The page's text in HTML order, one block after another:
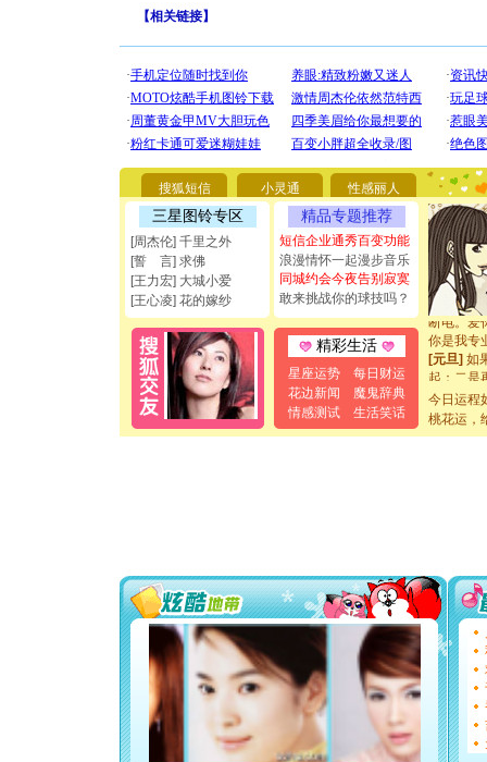
【相关链接】
搜狐短信 小灵通 性感丽人
三星图铃专区
[周杰伦] 千里之外
[誓 言] 求佛
[王力宏] 大城小爱
[王心凌] 花的嫁纱
精品专题推荐
短信企业通秀百变功能
浪漫情怀一起漫步音乐
同城约会今夜告别寂寞
敢来挑战你的球技吗？
精彩生活
星座运势
每日财运
花边新闻
魔鬼辞典
情感测试
生活笑话
[圣诞节]
你太多，
要平安
[圣诞节]
能正大光
都要快乐
[圣诞节]
如意,快
[元旦]看
断电。爱
你是我专
[元旦]如
起；二是
[元旦]当
泣，这痛
[圣诞节]
你太多，
要平安
[圣诞节]
能正大
都要快乐
[圣诞节]
如意,快
[元旦]
看
断电。
你是我
今日运程
桃花运，